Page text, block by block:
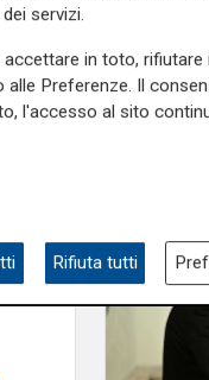
e il
a
su
sul
servizi.
in toto,
Preferenze. Il
l'accesso al sito
Rifiuta tutti